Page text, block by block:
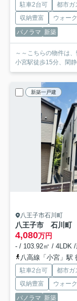
駐車2台可 都市ガ
収納豊富
ウォー
パノラマ 新築
～～こちらの物件は
小宮駅徒歩15分、閑
新築一戸建
八王子市石川町
八王子市 石川町
4,080万円
- / 103.92㎡ / 4LDK
八高線「小宮」駅
駐車2台可 都市ガ
収納豊富
ウォー
パノラマ 新築